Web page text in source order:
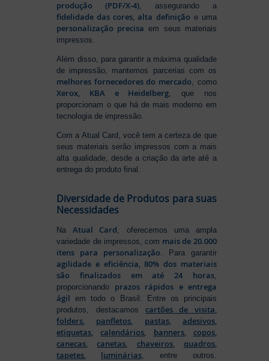
produção (PDF/X-4), assegurando a
fidelidade das cores, alta definição e uma
personalização precisa em seus materiais
impressos.
Além disso, para garantir a máxima qualidade
de impressão, mantemos parcerias com os
melhores fornecedores do mercado, como
Xerox, KBA e Heidelberg, que nos
proporcionam o que há de mais moderno em
tecnologia de impressão.
Com a Atual Card, você tem a certeza de que
seus materiais serão impressos com a mais
alta qualidade, desde a criação da arte até a
entrega do produto final.
Diversidade de Produtos para suas
Necessidades
NaAtual Card , oferecemos uma ampla
variedade de impressos, com mais de 20.000
itens para personalização . Para garantir
agilidade e eficiência, 80% dos materiais
são finalizados em até 24 horas,
proporcionando prazos rápidos e entrega
ágil em todo o Brasil. Entre os principais
produtos, destacamos cartões de visita
folders
panfletos pastas, adesivos,
etiquetas ,calendários banners, copos,
canecas ,canetas chaveiros, quadros,
tapetes
luminárias , entre outros.